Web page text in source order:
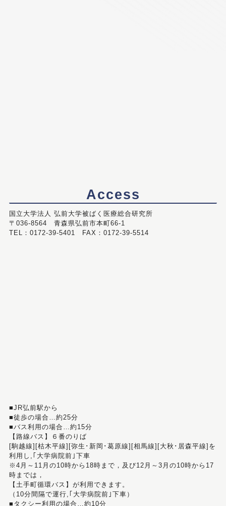
Access
国立大学法人 弘前大学被ばく医療総合研究所
〒036-8564 青森県弘前市本町66-1
TEL：0172-39-5401 FAX：0172-39-5514
■JR弘前駅から
■徒歩の場合…約25分
■バス利用の場合…約15分
【路線バス】６番のりば
[駒越線][枯木平線][弥生･新岡･葛原線][相馬線][大秋･居森平線]を
利用し,｢大学病院前｣下車
※4月～11月の10時から18時まで，及び12月～3月の10時から17
時までは，
【土手町循環バス】が利用できます。
（10分間隔で運行,｢大学病院前｣下車）
■タクシー利用の場合…約10分